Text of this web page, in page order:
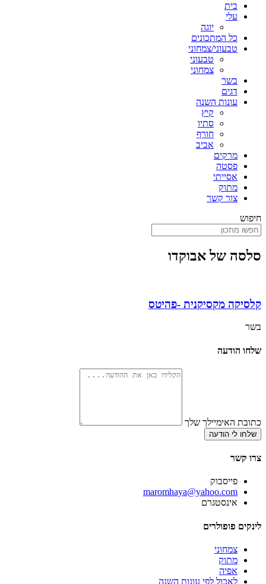
בית
עלי
יוגה
כל המתכונים
טבעוני/צמחוני
טבעוני
צמחוני
בשר
דגים
עונות השנה
קיץ
סתיו
חורף
אביב
מרקים
פסטה
אסייתי
מתוק
צור קשר
חיפוש
סלסה של אבוקדו
קלסיקה מקסיקנית -פהיטס
בשר
שלחו הודעה
כתובת האימיילך שלך
שלחו לי הודעה
צרו קשר
פייסבוק
‫maromhaya@yahoo.com
אינסטגרם
לינקים פופולרים
צמחוני
מתוק
אפיה
לאכול לפי עונות השנה